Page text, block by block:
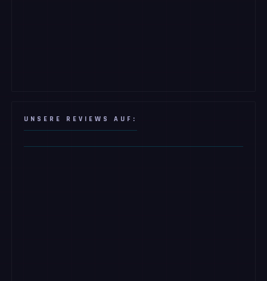
UNSERE REVIEWS AUF: